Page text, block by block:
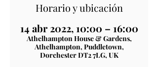
Horario y ubicación
14 abr 2022, 10:00 – 16:00
Athelhampton House & Gardens,
Athelhampton, Puddletown,
Dorchester DT2 7LG, UK